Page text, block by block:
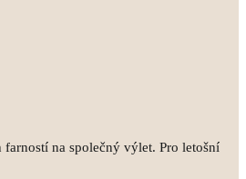
na společný výlet. Pro letošní